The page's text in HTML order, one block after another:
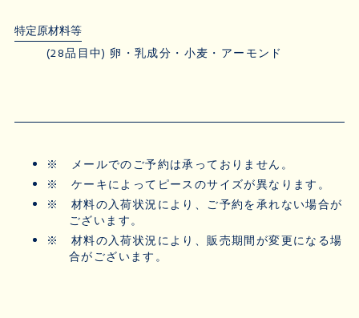
特定原材料等
(28品目中) 卵・乳成分・小麦・アーモンド
※ メールでのご予約は承っておりません。
※ ケーキによってピースのサイズが異なります。
※ 材料の入荷状況により、ご予約を承れない場合が
ございます。
※ 材料の入荷状況により、販売期間が変更になる場
合がございます。